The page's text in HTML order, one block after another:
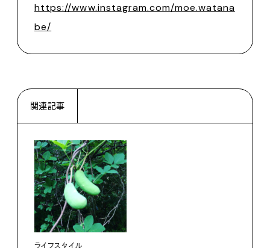
https://www.instagram.com/moe.watana
be/
関連記事
ライフスタイル